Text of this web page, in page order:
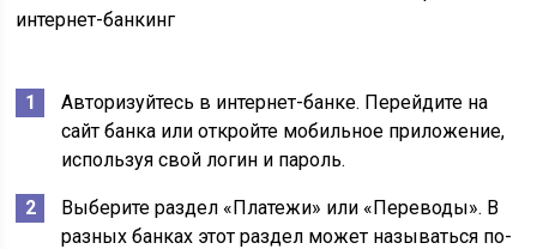
Авторизуйтесь в интернет-банке. Перейдите на
сайт банка или откройте мобильное приложение,
используя свой логин и пароль.
Выберите раздел «Платежи» или «Переводы». В
разных банках этот раздел может называться по-